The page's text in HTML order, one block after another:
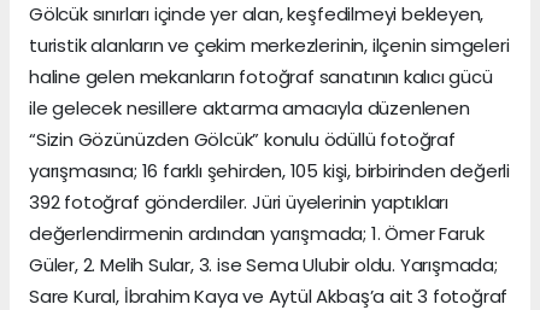
Gölcük sınırları içinde yer alan, keşfedilmeyi bekleyen,
turistik alanların ve çekim merkezlerinin, ilçenin simgeleri
haline gelen mekanların fotoğraf sanatının kalıcı gücü
ile gelecek nesillere aktarma amacıyla düzenlenen
“Sizin Gözünüzden Gölcük” konulu ödüllü fotoğraf
yarışmasına; 16 farklı şehirden, 105 kişi, birbirinden değerli
392 fotoğraf gönderdiler. Jüri üyelerinin yaptıkları
değerlendirmenin ardından yarışmada; 1. Ömer Faruk
Güler, 2. Melih Sular, 3. ise Sema Ulubir oldu. Yarışmada;
Sare Kural, İbrahim Kaya ve Aytül Akbaş’a ait 3 fotoğraf